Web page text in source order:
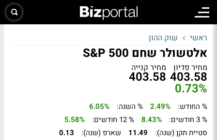
ראשי שוק ההון
אלטשולר שחם S&P 500
מחיר פדיון
403.58
מחיר קנייה
403.58
0.73%
% החודש: 2.49% % השנה:
6.05%
% 3 חודשים:
8.43% % 12 חודשים:
5.58%
סטיית תקן (שנה):
11.49 שארפ (שנה): 0.13